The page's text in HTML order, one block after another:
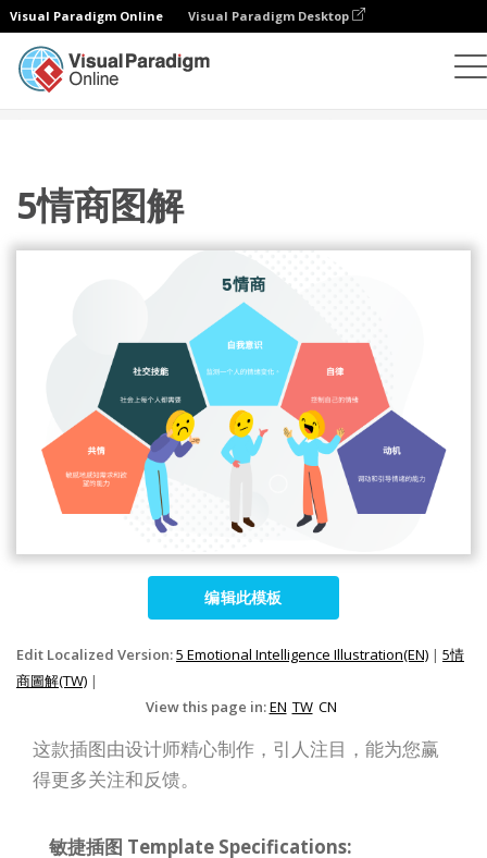
Visual Paradigm Online Visual Paradigm Desktop
5情商图解
编辑此模板
Edit Localized Version:5 Emotional Intelligence Illustration(EN) | 5情
商圖解(TW) |
View this page in:EN TW CN
这款插图由设计师精心制作，引人注目，能为您赢
得更多关注和反馈。
敏捷插图 Template Specifications: